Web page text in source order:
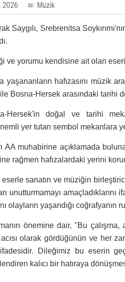
2026 Müzik
Saygılı, Srebrenitsa
ve yorumu kendisine ait olan
yaşananların hafızasını müzik
Bosna-Hersek arasındaki tarihi
Hersek'in doğal ve tarihi
yer tutan sembol mekanlara
AA muhabirine açıklamada
rağmen hafızalardaki yerini
eserle sanatın ve müziğin
unutturmamayı
olayların yaşandığı
önemine dair, "Bu
acısı olarak gördüğünün ve her
Dileğimiz bu eserin
kalıcı bir hatıraya